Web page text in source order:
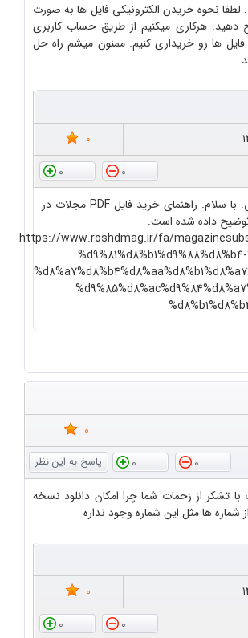
نحوه خریدن الکترونیکی فایل ها به صورت
هرکاری میکنیم از طریق حساب کاربری
فایل ها رو خریداری کنیم. ممنون میشم راه حل
0
0
0
کاربر گرامی. با سلام. راهنمای خرید فایل PDF مجلات در
داده شده است.
https://www.roshdmag.ir/fa/
0
0
0
تشکر از زحمات شما چرا امکان دانلود نسخه
ها مثل این شماره وجود نداره
0
0
0